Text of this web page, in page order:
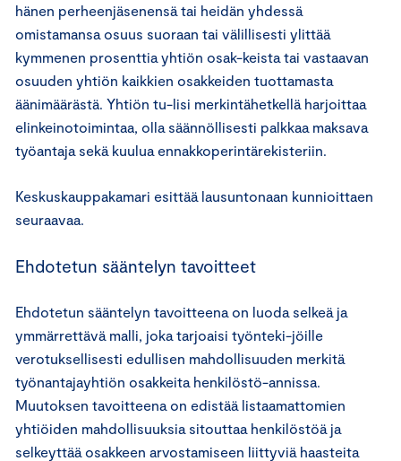
hänen perheenjäsenensä tai heidän yhdessä
omistamansa osuus suoraan tai välillisesti ylittää
kymmenen prosenttia yhtiön osak-keista tai vastaavan
osuuden yhtiön kaikkien osakkeiden tuottamasta
äänimäärästä. Yhtiön tu-lisi merkintähetkellä harjoittaa
elinkeinotoimintaa, olla säännöllisesti palkkaa maksava
työantaja sekä kuulua ennakkoperintärekisteriin.
Keskuskauppakamari esittää lausuntonaan kunnioittaen
seuraavaa.
Ehdotetun sääntelyn tavoitteet
Ehdotetun sääntelyn tavoitteena on luoda selkeä ja
ymmärrettävä malli, joka tarjoaisi työnteki-jöille
verotuksellisesti edullisen mahdollisuuden merkitä
työnantajayhtiön osakkeita henkilöstö-annissa.
Muutoksen tavoitteena on edistää listaamattomien
yhtiöiden mahdollisuuksia sitouttaa henkilöstöä ja
selkeyttää osakkeen arvostamiseen liittyviä haasteita